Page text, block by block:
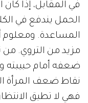
في المقابل، إذا
الحمل يندفع في
المساعدة. ومعلوم
مزيد من التروي.
ضعفه أمام حبيبته
نقاط ضعف المرأة
فهي لا تطيق